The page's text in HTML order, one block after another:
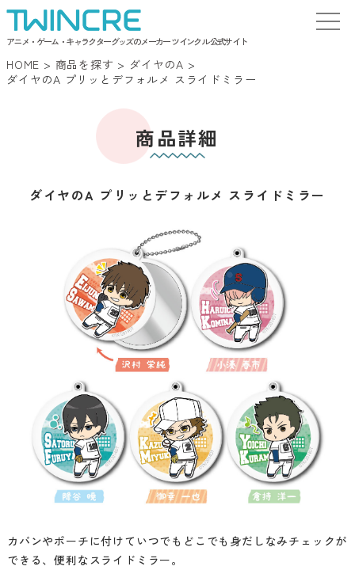
アニメ・ゲーム・キャラクターグッズのメーカー ツインクル 公式サイト
HOME > 商品を探す > ダイヤのA >
ダイヤのA プリッとデフォルメ スライドミラー
商品詳細
ダイヤのA プリッとデフォルメ スライドミラー
カバンやポーチに付けていつでもどこでも身だしなみチェックが
できる、便利なスライドミラー。